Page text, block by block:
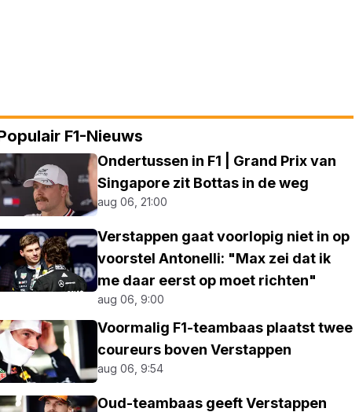
F1-Nieuws
Ondertussen in F1 | Grand Prix van
Singapore zit Bottas in de weg
aug 06, 21:00
Verstappen gaat voorlopig niet in op
voorstel Antonelli: "Max zei dat ik
me daar eerst op moet richten"
aug 06, 9:00
Voormalig F1-teambaas plaatst twee
coureurs boven Verstappen
aug 06, 9:54
Oud-teambaas geeft Verstappen